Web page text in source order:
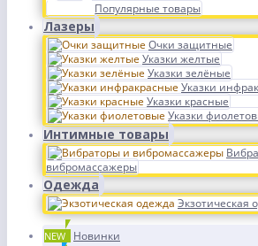
Популярные товары
Лазеры
Очки защитные
Указки желтые
Указки зелёные
Указки
Указки красные
Указки
Интимные товары
вибромассажеры
Одежда
Экзотическая
NEW Новинки